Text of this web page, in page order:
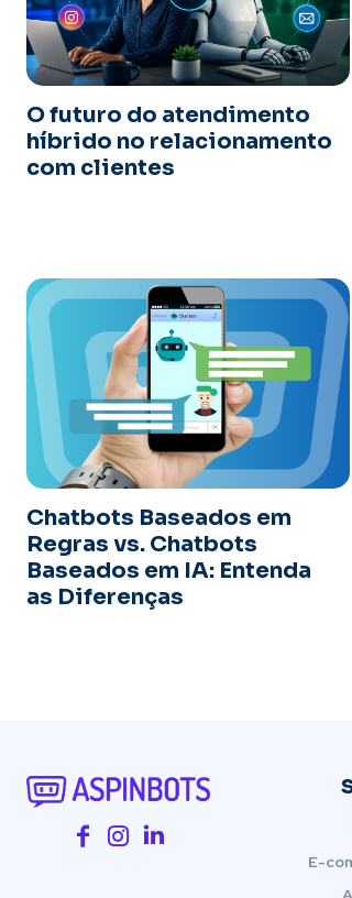
O futuro do atendimento
híbrido no relacionamento
com clientes
Chatbots Baseados em
Regras vs. Chatbots
Baseados em IA: Entenda
as Diferenças
E-